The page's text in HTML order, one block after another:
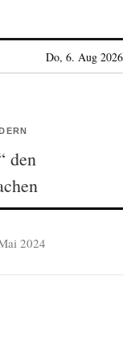
Do, 6. Aug 2026
den
2024